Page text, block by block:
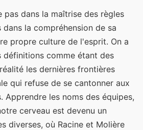
pas dans la maîtrise des règles
la compréhension de sa
propre culture de l'esprit. On a
comme étant des
les dernières frontières
qui refuse de se cantonner aux
Apprendre les noms des équipes,
cerveau est devenu un
diverses, où Racine et Molière